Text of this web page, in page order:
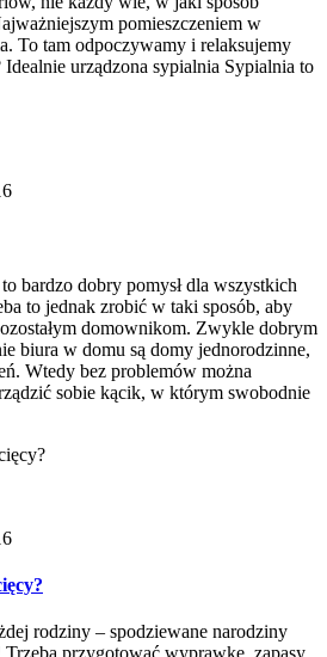
pomieszczeniem w
To tam odpoczywamy i relaksujemy
urządzona sypialnia Sypialnia to
bardzo dobry pomysł dla wszystkich
to jednak zrobić w taki sposób, aby
domownikom. Zwykle dobrym
biura w domu są domy jednorodzinne,
Wtedy bez problemów można
sobie kącik, w którym swobodnie
rodziny – spodziewane narodziny
przygotować wyprawkę, zapasy,